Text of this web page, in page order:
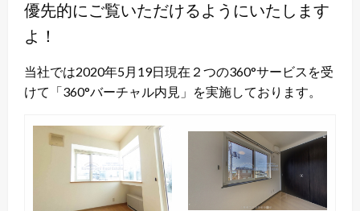
優先的にご覧いただけるようにいたします
よ！
当社では2020年5月19日現在２つの360°サービスを受
けて「360°バーチャル内見」を実施しております。